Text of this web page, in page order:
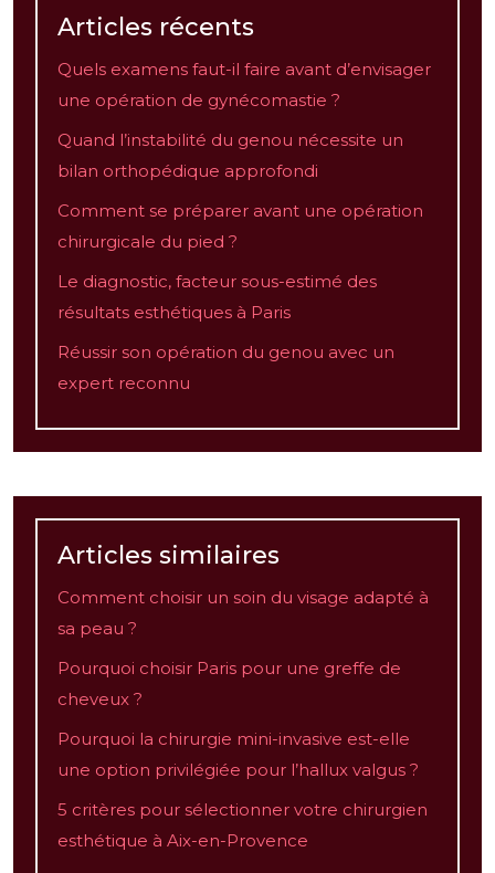
Articles récents
Quels examens faut-il faire avant d’envisager
une opération de gynécomastie ?
Quand l’instabilité du genou nécessite un
bilan orthopédique approfondi
Comment se préparer avant une opération
chirurgicale du pied ?
Le diagnostic, facteur sous-estimé des
résultats esthétiques à Paris
Réussir son opération du genou avec un
expert reconnu
Articles similaires
Comment choisir un soin du visage adapté à
sa peau ?
Pourquoi choisir Paris pour une greffe de
cheveux ?
Pourquoi la chirurgie mini-invasive est-elle
une option privilégiée pour l’hallux valgus ?
5 critères pour sélectionner votre chirurgien
esthétique à Aix-en-Provence